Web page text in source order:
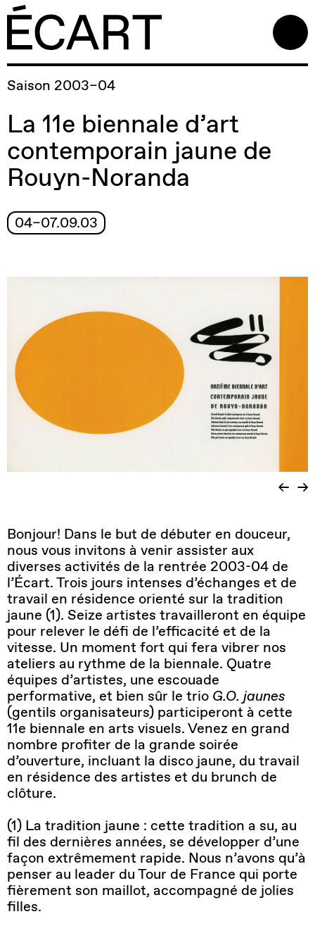
Saison 2003–04
La 11e biennale d’art
contemporain jaune de
Rouyn-Noranda
04–07.09.03
Bonjour! Dans le but de débuter en douceur,
nous vous invitons à venir assister aux
diverses activités de la rentrée 2003-04 de
l’Écart. Trois jours intenses d’échanges et de
travail en résidence orienté sur la tradition
jaune (1). Seize artistes travailleront en équipe
pour relever le défi de l’efficacité et de la
vitesse. Un moment fort qui fera vibrer nos
ateliers au rythme de la biennale. Quatre
équipes d’artistes, une escouade
performative, et bien sûr le trio G.O. jaunes
(gentils organisateurs) participeront à cette
11e biennale en arts visuels. Venez en grand
nombre profiter de la grande soirée
d’ouverture, incluant la disco jaune, du travail
en résidence des artistes et du brunch de
clôture.
(1) La tradition jaune : cette tradition a su, au
fil des dernières années, se développer d’une
façon extrêmement rapide. Nous n’avons qu’à
penser au leader du Tour de France qui porte
fièrement son maillot, accompagné de jolies
filles.